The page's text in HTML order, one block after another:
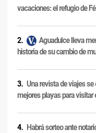
vacaciones: el refugio de
Aguadulce lleva
historia de su cambio de
Una revista de viajes
mejores playas para visitar
Habrá sorteo ante